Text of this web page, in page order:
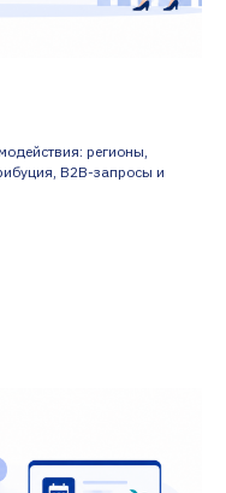
регионы,
B2B-запросы и